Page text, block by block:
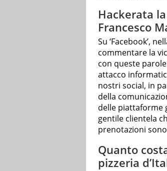
Hackerata
Francesco
Su ‘Facebook’,
commentare la
con queste
attacco
nostri social, in
della
delle piattaforme
gentile clientela
prenotazioni
Quanto
pizzeria